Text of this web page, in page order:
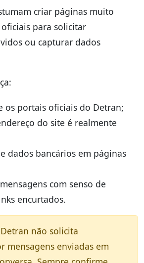
criar páginas muito
para solicitar
ou capturar dados
os portais oficiais do Detran;
do site é realmente
dados bancários em páginas
com senso de
encurtados.
não solicita
mensagens enviadas em